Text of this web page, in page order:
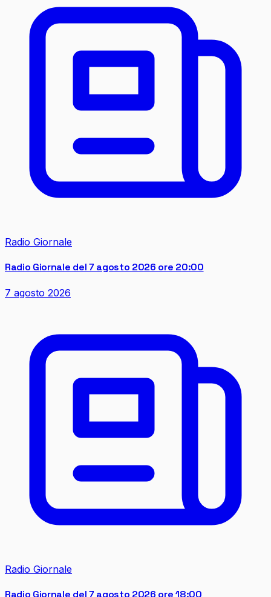
Radio Giornale
Radio Giornale del 7 agosto 2026 ore 20:00
7 agosto 2026
Radio Giornale
Radio Giornale del 7 agosto 2026 ore 18:00